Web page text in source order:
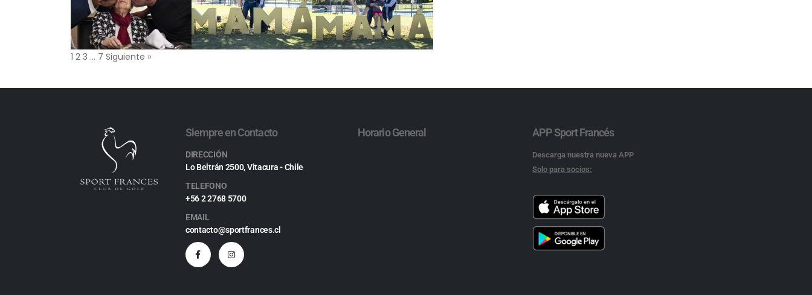
1 2 3 … 7 Siguiente »
Siempre en Contacto
DIRECCIÓN
Lo Beltrán 2500, Vitacura - Chile
TELEFONO
+56 2 2768 5700
EMAIL
contacto@sportfrances.cl
Horario General APP Sport Francés
Descarga nuestra nueva APP
Solo para socios: